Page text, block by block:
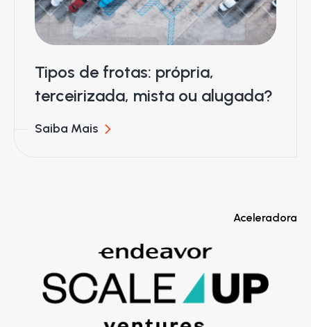
Tipos de frotas: própria,
terceirizada, mista ou alugada?
Saiba Mais
Aceleradora